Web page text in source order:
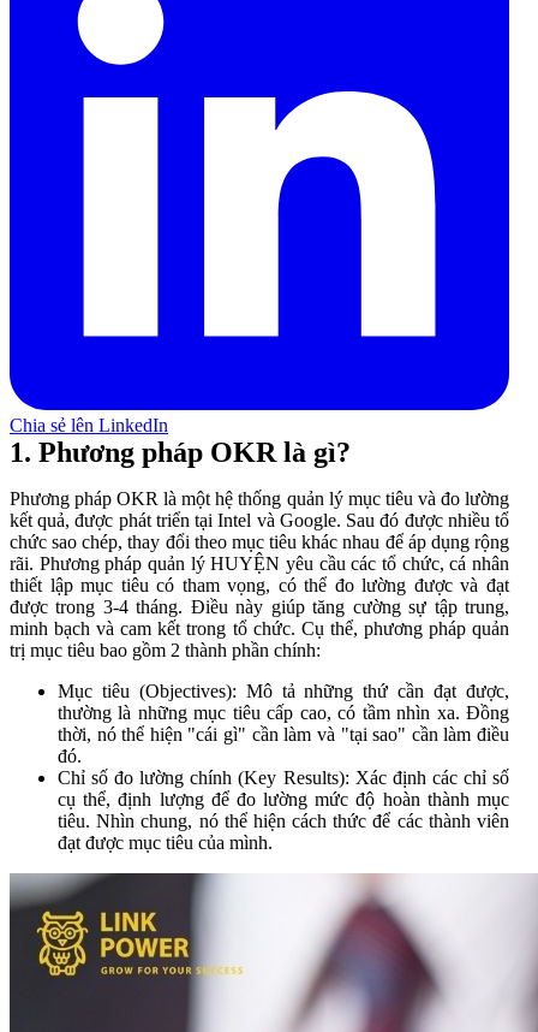
Chia sẻ lên LinkedIn
1. Phương pháp OKR là gì?
Phương pháp OKR là một hệ thống quản lý mục tiêu và đo lường
kết quả, được phát triển tại Intel và Google. Sau đó được nhiều tổ
chức sao chép, thay đổi theo mục tiêu khác nhau để áp dụng rộng
rãi. Phương pháp quản lý HUYỆN yêu cầu các tổ chức, cá nhân
thiết lập mục tiêu có tham vọng, có thể đo lường được và đạt
được trong 3-4 tháng. Điều này giúp tăng cường sự tập trung,
minh bạch và cam kết trong tổ chức. Cụ thể, phương pháp quản
trị mục tiêu bao gồm 2 thành phần chính:
Mục tiêu (Objectives): Mô tả những thứ cần đạt được,
thường là những mục tiêu cấp cao, có tầm nhìn xa. Đồng
thời, nó thể hiện "cái gì" cần làm và "tại sao" cần làm điều
đó.
Chỉ số đo lường chính (Key Results): Xác định các chỉ số
cụ thể, định lượng để đo lường mức độ hoàn thành mục
tiêu. Nhìn chung, nó thể hiện cách thức để các thành viên
đạt được mục tiêu của mình.